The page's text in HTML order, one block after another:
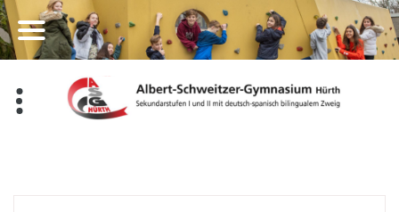
Zum
Inhalt
springen